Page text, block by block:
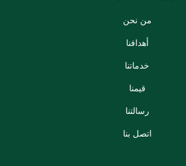
من نحن
أهدافنا
خدماتنا
قيمنا
رسالتنا
اتصل بنا